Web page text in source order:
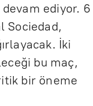
ediyor. 6
Sociedad,
İki
bu maç,
bir öneme